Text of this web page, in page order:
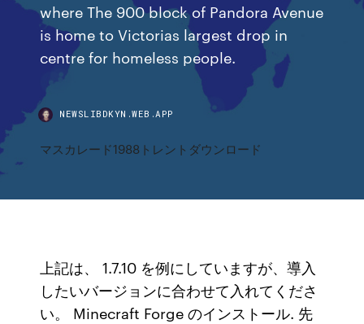
where The 900 block of Pandora Avenue
is home to Victorias largest drop in
centre for homeless people.
NEWSLIBDKYN.WEB.APP
マスカレード1988トレントダウンロード
上記は、 1.7.10 を例にしていますが、導入
したいバージョンに合わせて入れてくださ
い。 Minecraft Forge のインストール. 先